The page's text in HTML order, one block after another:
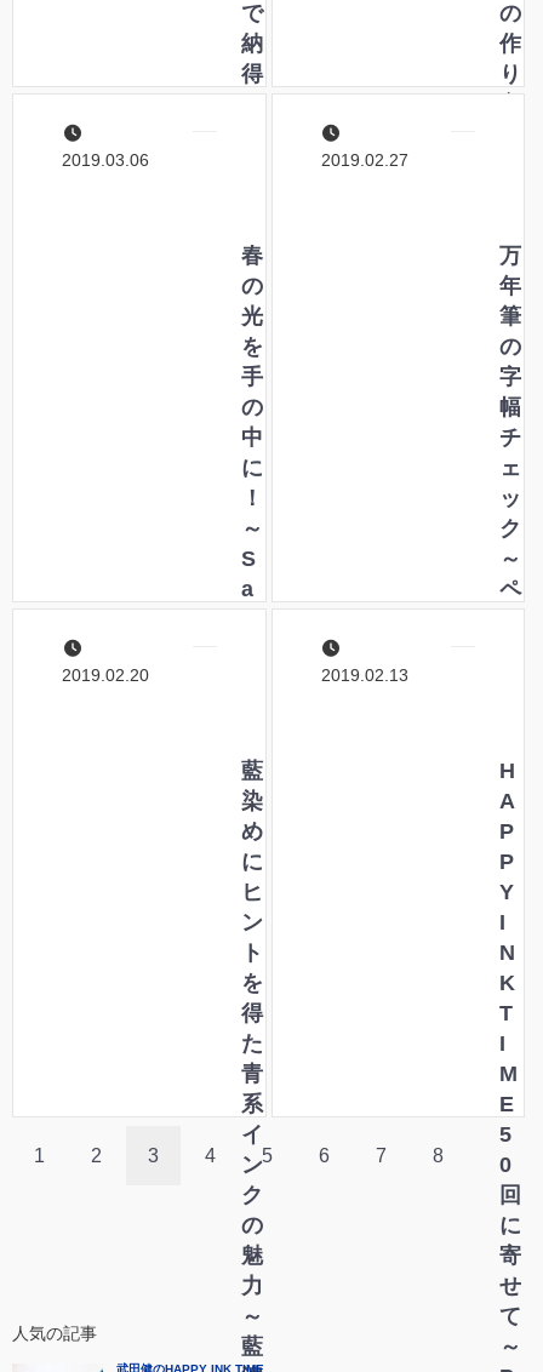
す
す
め
で
納
得
場
！
の
作
り
2019.03.06
春
の
光
を
手
の
中
に
！
～
S
a
u
c
e
n
t
の
魅
力
2019.02.27
万
年
筆
の
字
幅
チ
ェ
ッ
ク
～
ペ
2019.02.20
藍
染
め
に
ヒ
ン
ト
を
得
た
青
系
イ
ン
ク
の
魅
力
～
藍
2019.02.13
H
A
P
P
Y
I
N
K
T
I
M
E
5
0
回
に
寄
せ
て
～
1 2 3 4 5 6 7 8
人気の記事